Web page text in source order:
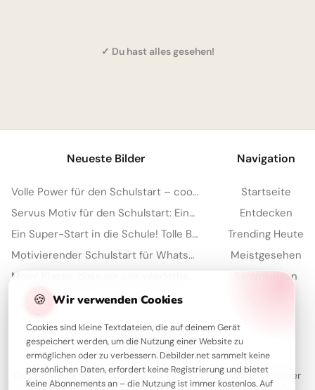
✓ Du hast alles gesehen!
🍪 Wir verwenden Cookies
Cookies sind kleine Textdateien, die auf deinem Gerät
gespeichert werden, um die Nutzung einer Website zu
ermöglichen oder zu verbessern. Debilder.net sammelt keine
persönlichen Daten, erfordert keine Registrierung und bietet
keine Abonnements an – die Nutzung ist immer kostenlos. Auf
Neueste Bilder
Volle Power für den Schulstart – coole Sprüche für TikTok!
Servus Motiv für den Schulstart: Eine lustige Eichhörnchen Grafik für WhatsApp
Ein Super-Start in die Schule! Tolle Bilder für Pinterest zum Teilen.
Motivierender Schulstart für WhatsApp: Energiegeladen ins neue Schuljahr!
Navigation
Startseite
Entdecken
Trending Heute
Meistgesehen
Sammlungen
Über Debilder
Debilder ist deine Plattform für die schönsten Grüße und Bilder